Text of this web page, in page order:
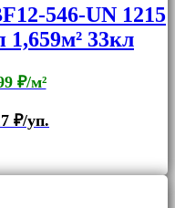
546-UN 1215
1,659м² 33кл
₽/м²
₽/уп.